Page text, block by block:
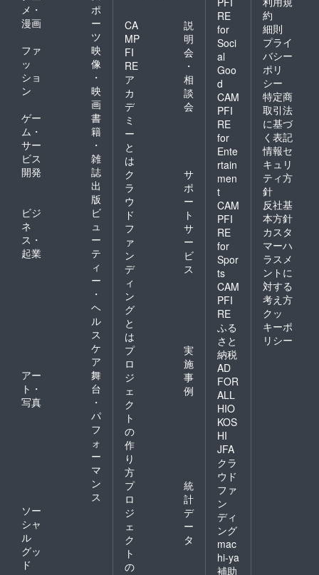
メ・
漫画
ポ
ー
ツ
ファ
ッ
ショ
ン
映
像
・
映
画
ゲー
ム・
サー
ビス
開発
書
籍
・
雑
誌
出
版
ビジ
ネ
ス・
起業
ビ
ュ
ー
テ
ィ
ー
・
ヘ
ル
ス
ケ
ア
アー
ト・
写真
舞
台
・
パ
フ
ォ
ー
マ
ン
ス
ソー
シャ
ル
グッ
ド
CA
MP
FI
RE
ア
カ
デ
ミ
ー
と
は
説
明
会
・
相
談
会
ク
ラ
ウ
ド
フ
ァ
ン
デ
ィ
ン
グ
と
は
サ
ポ
ー
ト
サ
ー
ビ
ス
プ
ロ
ジ
ェ
ク
ト
の
作
り
方
実
施
事
例
プ
ロ
ジ
ェ
ク
ト
の
統
計
デ
ー
タ
RE
for
Soci
al
Goo
d
CAM
PFI
RE
for
Ente
rtain
men
t
CAM
PFI
RE
for
Spor
ts
CAM
PFI
RE
ふる
さと
納税
AD
FOR
ALL
HIO
KOS
HI
JFA
クラ
ウド
ファ
ン
ディ
ング
mac
hi-ya
補助
約
細則
プライ
バシー
ポリ
シー
特定商
取引法
に基づ
く表記
情報セ
キュリ
ティ方
針
反社基
本方針
カスタ
マーハ
ラスメ
ントに
対する
考え方
クッ
キーポ
リシー